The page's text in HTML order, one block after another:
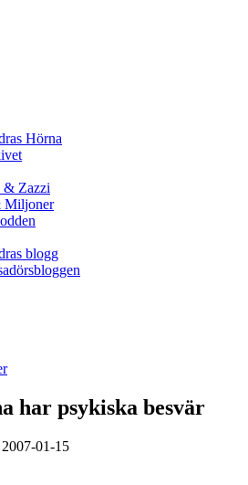
Hörna
& Zazzi
Miljoner
blogg
har psykiska besvär
2007-01-15